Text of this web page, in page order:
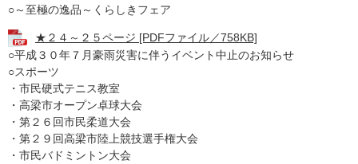
○～至極の逸品～くらしきフェア
★２４～２５ページ [PDFファイル／758KB]
○平成３０年７月豪雨災害に伴うイベント中止のお知らせ
○スポーツ
・市民硬式テニス教室
・高梁市オープン卓球大会
・第２６回市民柔道大会
・第２９回高梁市陸上競技選手権大会
・市民バドミントン大会